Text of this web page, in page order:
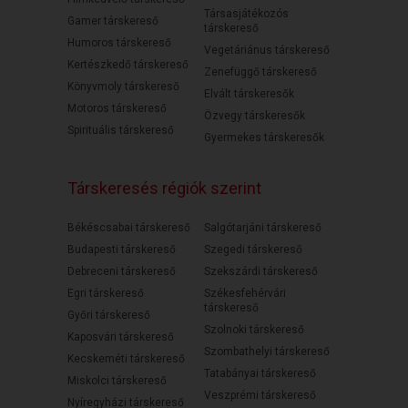
Gamer társkereső
Humoros társkereső
Kertészkedő társkereső
Könyvmoly társkereső
Motoros társkereső
Spirituális társkereső
Társasjátékozós
társkereső
Vegetáriánus társkereső
Zenefüggő társkereső
Elvált társkeresők
Özvegy társkeresők
Gyermekes társkeresők
Társkeresés régiók szerint
Békéscsabai társkereső
Budapesti társkereső
Debreceni társkereső
Egri társkereső
Győri társkereső
Kaposvári társkereső
Kecskeméti társkereső
Miskolci társkereső
Nyíregyházi társkereső
Salgótarjáni társkereső
Szegedi társkereső
Szekszárdi társkereső
Székesfehérvári
társkereső
Szolnoki társkereső
Szombathelyi társkereső
Tatabányai társkereső
Veszprémi társkereső